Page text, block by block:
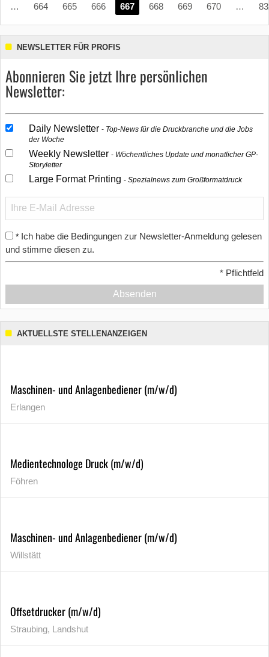
… 664 665 666 667 668 669 670 …
NEWSLETTER FÜR PROFIS
Abonnieren Sie jetzt Ihre persönlichen
Newsletter:
Daily Newsletter
Top-News für die Druckbranche und die Jobs
der Woche
Weekly Newsletter
Wöchentliches Update und monatlicher GP-
Storyletter
Large Format Printing Spezialnews zum Großformatdruck
* Ich habe die Bedingungen zur Newsletter-Anmeldung gelesen
und stimme diesen zu.
* Pflichtfeld
Absenden
AKTUELLSTE STELLENANZEIGEN
Maschinen- und Anlagenbediener (m/w/d)
Erlangen
Medientechnologe Druck (m/w/d)
Föhren
Maschinen- und Anlagenbediener (m/w/d)
Willstätt
Offsetdrucker (m/w/d)
Straubing, Landshut